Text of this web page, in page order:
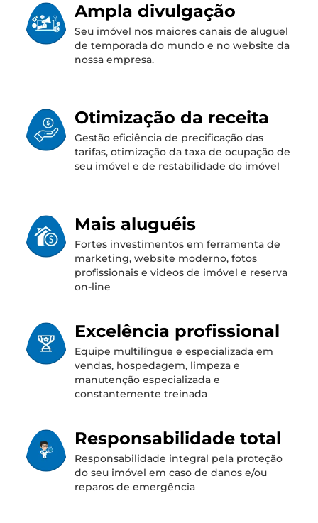
Ampla divulgação
Seu imóvel nos maiores canais de aluguel
de temporada do mundo e no website da
nossa empresa.
Otimização da receita
Gestão eficiência de precificação das
tarifas, otimização da taxa de ocupação de
seu imóvel e de restabilidade do imóvel
Mais aluguéis
Fortes investimentos em ferramenta de
marketing, website moderno, fotos
profissionais e videos de imóvel e reserva
on-line
Excelência profissional
Equipe multilíngue e especializada em
vendas, hospedagem, limpeza e
manutenção especializada e
constantemente treinada
Responsabilidade total
Responsabilidade integral pela proteção
do seu imóvel em caso de danos e/ou
reparos de emergência